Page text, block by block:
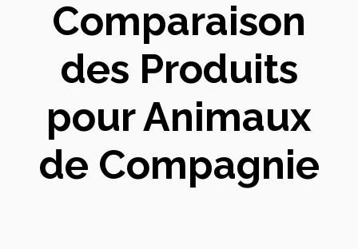
Comparaison
des Produits
pour Animaux
de Compagnie